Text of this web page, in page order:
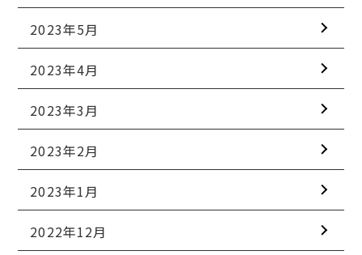
2023年5月
2023年4月
2023年3月
2023年2月
2023年1月
2022年12月